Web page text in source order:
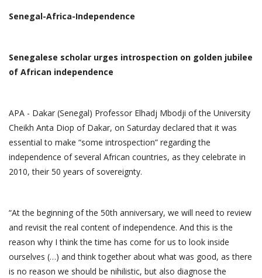
Senegal-Africa-Independence
Senegalese scholar urges introspection on golden jubilee
of African independence
APA - Dakar (Senegal) Professor Elhadj Mbodji of the University
Cheikh Anta Diop of Dakar, on Saturday declared that it was
essential to make “some introspection” regarding the
independence of several African countries, as they celebrate in
2010, their 50 years of sovereignty.
“At the beginning of the 50th anniversary, we will need to review
and revisit the real content of independence. And this is the
reason why I think the time has come for us to look inside
ourselves (…) and think together about what was good, as there
is no reason we should be nihilistic, but also diagnose the